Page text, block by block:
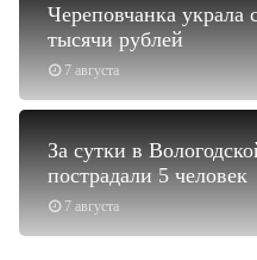
7 августа
Череповчанка украла
тысячи рублей
7 августа
За сутки в
пострадали 5 человек